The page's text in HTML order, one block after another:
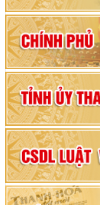
khoá XVI
2026-2031
80 năm
vì sự phát
Bộ Chính trị
Đảng bộ
2025 - 2030
Đại hội đại
nhiệm kỳ
Đại hội
nhiệm kỳ
Khai mạc
hội khóa XV